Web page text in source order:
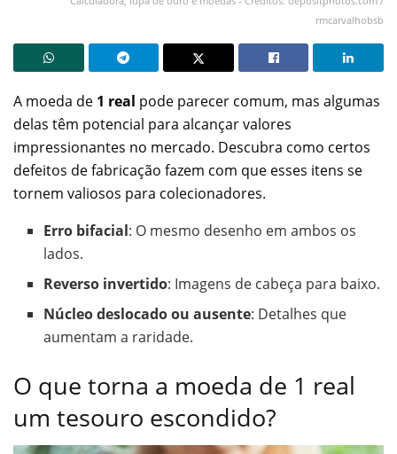
rmcarvalhobsb
A moeda de 1 real pode parecer comum, mas algumas
delas têm potencial para alcançar valores
impressionantes no mercado. Descubra como certos
defeitos de fabricação fazem com que esses itens se
tornem valiosos para colecionadores.
Erro bifacial: O mesmo desenho em ambos os
lados.
Reverso invertido: Imagens de cabeça para baixo.
Núcleo deslocado ou ausente: Detalhes que
aumentam a raridade.
O que torna a moeda de 1 real
um tesouro escondido?